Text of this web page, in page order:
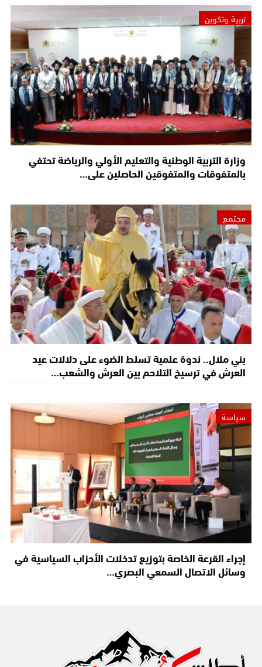
تربية وتكوين
وزارة التربية الوطنية والتعليم الأولي والرياضة تحتفي
بالمتفوقات والمتفوقين الحاصلين على…
مجتمع
بني ملال.. ندوة علمية تسلط الضوء على دلالات عيد
العرش في ترسيخ التلاحم بين العرش والشعب…
سياسة
إجراء القرعة الخاصة بتوزيع تدخلات الأحزاب السياسية في
وسائل الاتصال السمعي البصري…